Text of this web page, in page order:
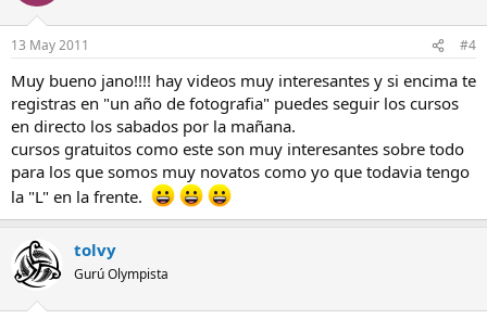
13 May 2011 #4
Muy bueno jano!!!! hay videos muy interesantes y si encima te
registras en "un año de fotografia" puedes seguir los cursos
en directo los sabados por la mañana.
cursos gratuitos como este son muy interesantes sobre todo
para los que somos muy novatos como yo que todavia tengo
la "L" en la frente.
tolvy
Gurú Olympista